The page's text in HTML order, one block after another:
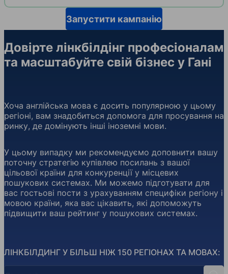
Запустити кампанію
Довірте лінкбілдінг професіоналам
та масштабуйте свій бізнес у Гані
ЛІНКБІЛДИНГ У БІЛЬШ НІЖ 150 РЕГІОНАХ ТА МОВАХ:
Хоча англійська мова є досить популярною у цьому
регіоні, вам знадобиться допомога для просування на
ринку, де домінують інші іноземні мови.
У цьому випадку ми рекомендуємо доповнити вашу
поточну стратегію купівлею посилань з вашої
цільової країни для конкуренції у місцевих
пошукових системах. Ми можемо підготувати для
вас гостьові пости з урахуванням специфіки регіону і
мовою країни, яка вас цікавить, які допоможуть
підвищити ваш рейтинг у пошукових системах.